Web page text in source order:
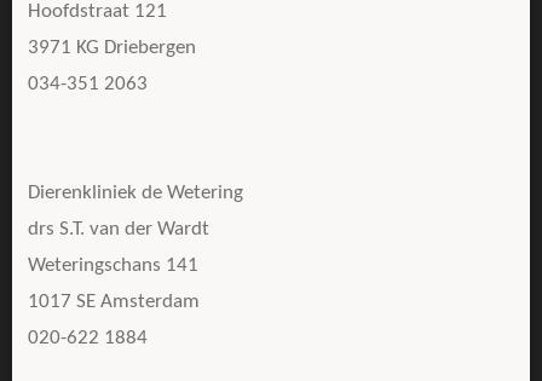
Hoofdstraat 121
3971 KG Driebergen
034-351 2063
Dierenkliniek de Wetering
drs S.T. van der Wardt
Weteringschans 141
1017 SE Amsterdam
020-622 1884